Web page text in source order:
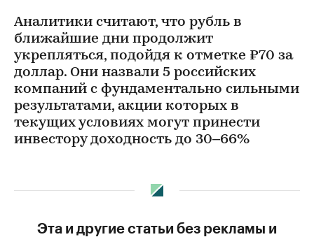
Аналитики считают, что рубль в
ближайшие дни продолжит
укрепляться, подойдя к отметке ₽70 за
доллар. Они назвали 5 российских
компаний с фундаментально сильными
результатами, акции которых в
текущих условиях могут принести
инвестору доходность до 30–66%
Эта и другие статьи без рекламы и